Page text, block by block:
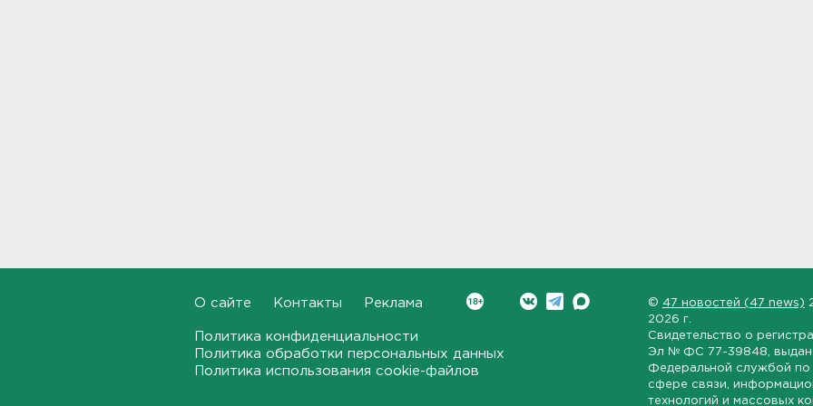
Скончался отец футболиста
О сайте Контакты Реклама
Политика конфиденциальности
Политика обработки персональных данных
Политика использования cookie-файлов
© 47 новостей (47 news)
2026 г.
Свидетельство о
Эл № ФС 77-39848 ,
Федеральной службой по
сфере связи,
технологий и массовых